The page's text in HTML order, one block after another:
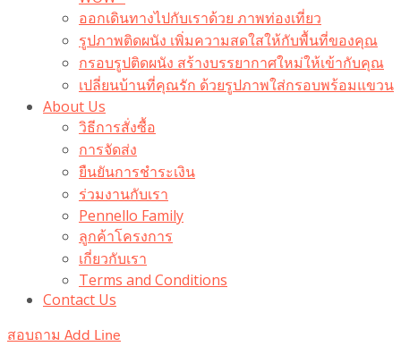
ออกเดินทางไปกับเราด้วย ภาพท่องเที่ยว
รูปภาพติดผนัง เพิ่มความสดใสให้กับพื้นที่ของคุณ
กรอบรูปติดผนัง สร้างบรรยากาศใหม่ให้เข้ากับคุณ
เปลี่ยนบ้านที่คุณรัก ด้วยรูปภาพใส่กรอบพร้อมแขวน​
About Us
วิธีการสั่งซื้อ
การจัดส่ง
ยืนยันการชำระเงิน
ร่วมงานกับเรา
Pennello Family
ลูกค้าโครงการ
เกี่ยวกับเรา
Terms and Conditions
Contact Us
สอบถาม Add Line